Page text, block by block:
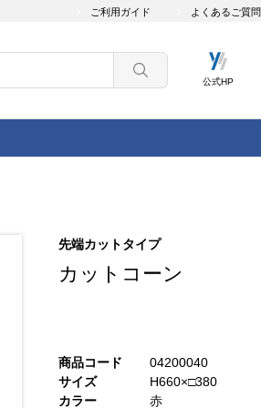
ご利用ガイド よくあるご質問
公式HP
先端カットタイプ
カットコーン
商品コード
04200040
サイズ
H660×□380
カラー
赤